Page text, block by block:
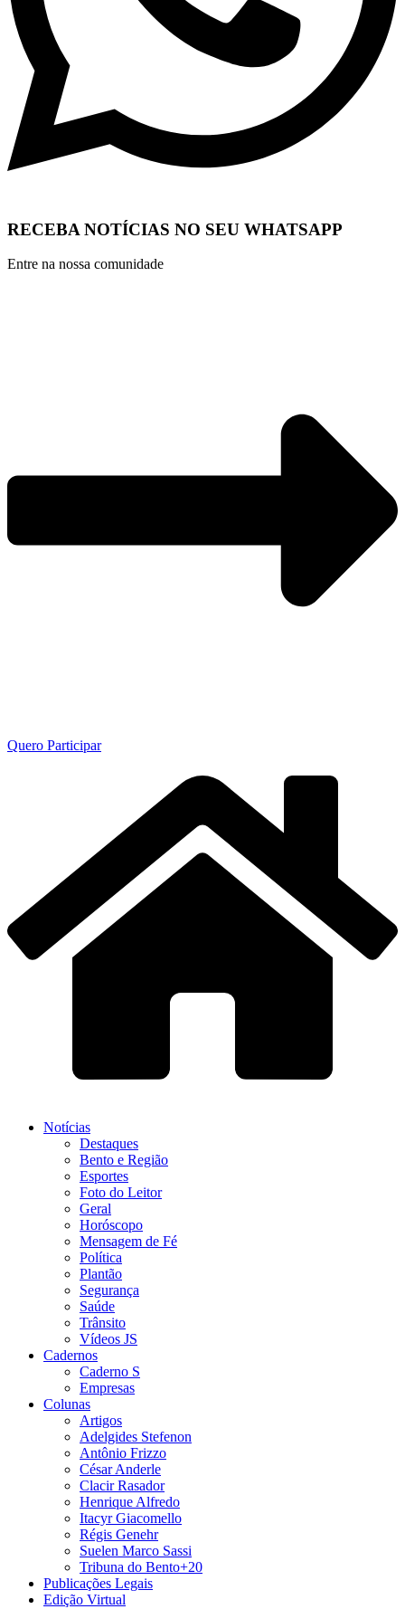
RECEBA NOTÍCIAS NO SEU WHATSAPP
Entre na nossa comunidade
Quero Participar
Notícias
Destaques
Bento e Região
Esportes
Foto do Leitor
Geral
Horóscopo
Mensagem de Fé
Política
Plantão
Segurança
Saúde
Trânsito
Vídeos JS
Cadernos
Caderno S
Empresas
Colunas
Artigos
Adelgides Stefenon
Antônio Frizzo
César Anderle
Clacir Rasador
Henrique Alfredo
Itacyr Giacomello
Régis Genehr
Suelen Marco Sassi
Tribuna do Bento+20
Publicações Legais
Edição Virtual